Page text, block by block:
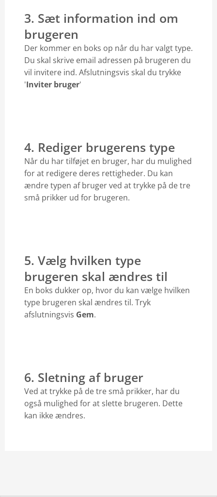
3. Sæt information ind om
brugeren
Der kommer en boks op når du har valgt type.
Du skal skrive email adressen på brugeren du
vil invitere ind. Afslutningsvis skal du trykke
'Inviter bruger'
4. Rediger brugerens type
Når du har tilføjet en bruger, har du mulighed
for at redigere deres rettigheder. Du kan
ændre typen af bruger ved at trykke på de tre
små prikker ud for brugeren.
5. Vælg hvilken type
brugeren skal ændres til
En boks dukker op, hvor du kan vælge hvilken
type brugeren skal ændres til. Tryk
afslutningsvis Gem.
6. Sletning af bruger
Ved at trykke på de tre små prikker, har du
også mulighed for at slette brugeren. Dette
kan ikke ændres.